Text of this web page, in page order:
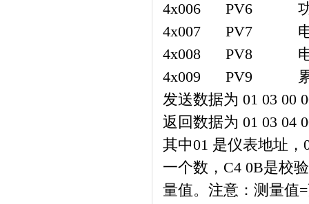
4x006 PV6
4x007 PV7
4x008 PV8
4x009 PV9
发送数据为 01 03 00
返回数据为 01 03 04
其中01 是仪表地址，
一个数， C4 0B是校
量值。注意：测量值=